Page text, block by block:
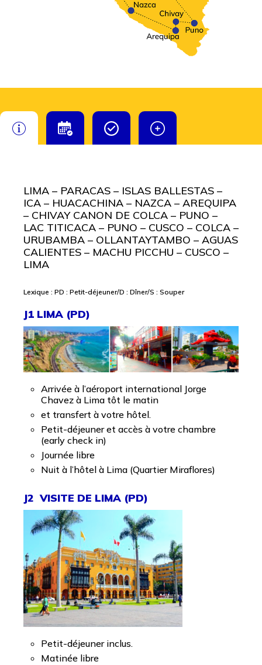
LIMA – PARACAS – ISLAS BALLESTAS –
ICA – HUACACHINA – NAZCA – AREQUIPA
– CHIVAY CANON DE COLCA – PUNO –
LAC TITICACA – PUNO – CUSCO – COLCA –
URUBAMBA – OLLANTAYTAMBO – AGUAS
CALIENTES – MACHU PICCHU – CUSCO –
LIMA
Lexique : PD : Petit-déjeuner/D : Dîner/S : Souper
J1 LIMA (PD)
Arrivée à l’aéroport international Jorge
Chavez à Lima tôt le matin
et transfert à votre hôtel.
Petit-déjeuner et accès à votre chambre
(early check in)
Journée libre
Nuit à l’hôtel à Lima (Quartier Miraflores)
J2 VISITE DE LIMA (PD)
Petit-déjeuner inclus.
Matinée libre